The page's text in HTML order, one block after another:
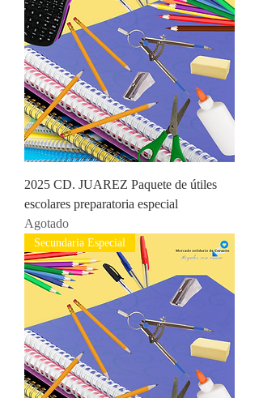
2025 CD. JUAREZ Paquete de útiles
escolares preparatoria especial
Agotado
Secundaria Especial